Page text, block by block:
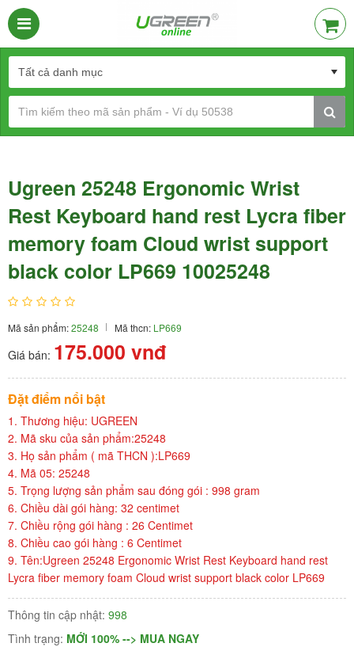
Ugreen 25248 Ergonomic Wrist
Rest Keyboard hand rest Lycra fiber
memory foam Cloud wrist support
black color LP669 10025248
Mã sản phẩm:25248 Mã thcn: LP669
Giá bán: 175.000 vnđ
Đặt điểm nổi bật
1. Thương hiệu: UGREEN
2. Mã sku của sản phẩm:25248
3. Họ sản phẩm ( mã THCN ):LP669
4. Mã 05: 25248
5. Trọng lượng sản phẩm sau đóng gói : 998 gram
6. Chiều dài gói hàng: 32 centimet
7. Chiều rộng gói hàng : 26 Centimet
8. Chiều cao gói hàng : 6 Centimet
9. Tên:Ugreen 25248 Ergonomic Wrist Rest Keyboard hand rest
Lycra fiber memory foam Cloud wrist support black color LP669
Thông tin cập nhật: 998
Tình trạng: MỚI 100% --> MUA NGAY